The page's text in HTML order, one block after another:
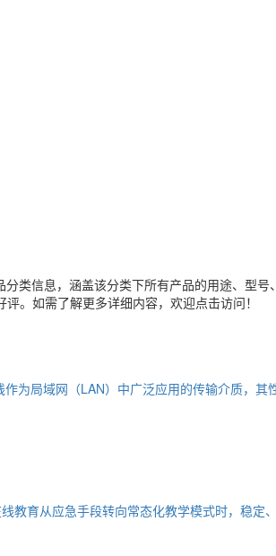
分类信息，涵盖该分类下所有产品的用途、型
。如需了解更多详细内容，欢迎点击访问！
为局域网（LAN）中广泛应用的传输介质，
教育从应急手段转向常态化教学模式时，稳